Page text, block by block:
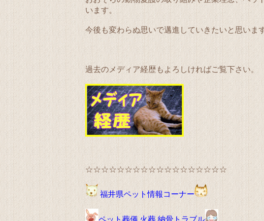
います。
今後も変わらぬ思いで邁進していきたいと思いま
過去のメディア経歴もよろしければご覧下さい。
☆☆☆☆☆☆☆☆☆☆☆☆☆☆☆☆☆☆
福井県ペット情報コーナー
ペット葬儀 火葬 納骨トラブル